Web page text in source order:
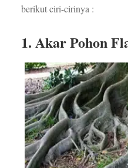
berikut ciri-cirinya :
1. Akar Pohon